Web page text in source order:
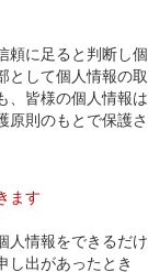
頼に足ると判断し個
として個人情報の取
、皆様の個人情報は
原則のもとで保護さ
ます
人情報をできるだけ
し出があったとき